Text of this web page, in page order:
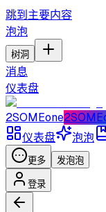
跳到主要内容
泡泡
树洞
消息
仪表盘
2SOMEone
仪表盘
泡泡
更多 发泡泡
登录